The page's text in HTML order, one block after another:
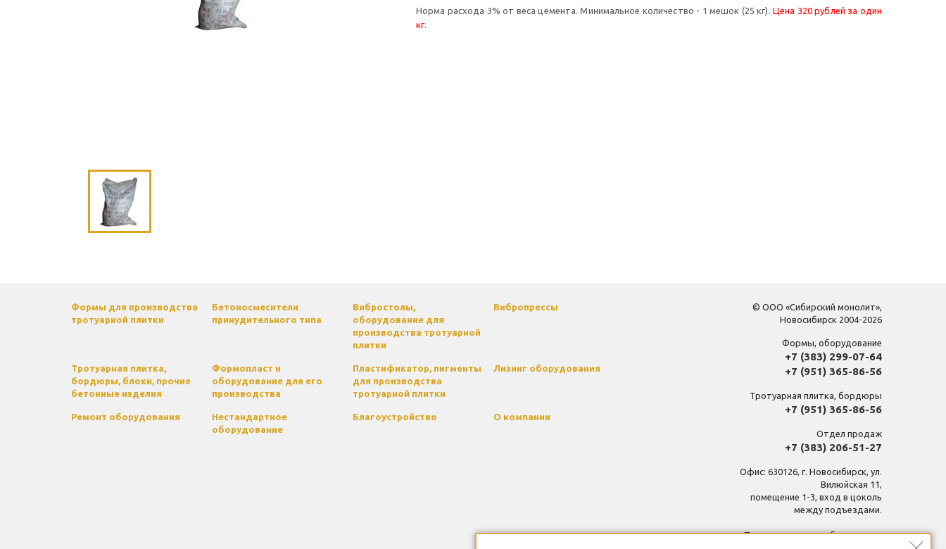
Норма расхода 3% от веса цемента. Минимальное количество - 1 мешок (25 кг). Цена 320 рублей за один
кг.
Формы для производства
тротуарной плитки
Бетоносмесители
принудительного типа
Вибростолы,
оборудование для
производства тротуарной
плитки
Вибропрессы
Тротуарная плитка,
бордюры, блоки, прочие
бетонные изделия
Формопласт и
оборудование для его
производства
Пластификатор, пигменты
для производства
тротуарной плитки
Лизинг оборудования
Ремонт оборудования
Нестандартное
оборудование
Благоустройство О компании
© ООО «Сибирский монолит»,
Новосибирск 2004-2026
Формы, оборудование
+7 (383) 299-07-64
+7 (951) 365-86-56
Тротуарная плитка, бордюры
+7 (951) 365-86-56
Отдел продаж
+7 (383) 206-51-27
Офис: 630126, г. Новосибирск, ул.
Вилюйская 11,
помещение 1-3, вход в цоколь
между подъездами.
Производственная база, склад: